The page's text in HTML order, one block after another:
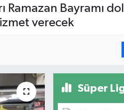
Bayramı
verecek
Süper